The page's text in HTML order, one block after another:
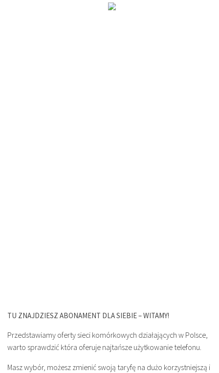
TU ZNAJDZIESZ ABONAMENT DLA SIEBIE – WITAMY!
Przedstawiamy oferty sieci komórkowych działających w Polsce,
warto sprawdzić która oferuje najtańsze użytkowanie telefonu.
Masz wybór, możesz zmienić swoją taryfę na dużo korzystniejszą i